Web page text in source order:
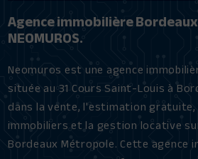
Agence immobilière
NEOMUROS.
Neomuros est une agence
située au 31 Cours Saint-Louis à
dans la vente, l'estimation gratuite,
immobiliers et la gestion locative
Bordeaux Métropole. Cette agence